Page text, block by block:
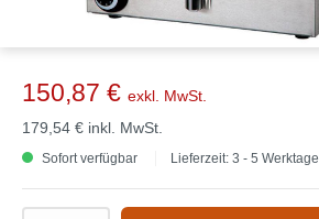
150,87 € exkl. MwSt.
179,54 € inkl. MwSt.
Sofort verfügbar Lieferzeit: 3 - 5 Werktage